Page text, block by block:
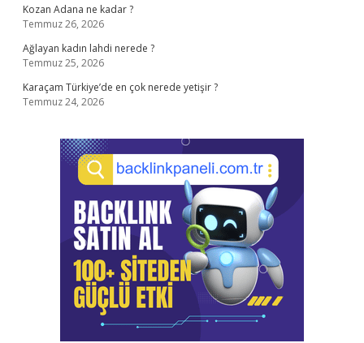
Kozan Adana ne kadar ?
Temmuz 26, 2026
Ağlayan kadın lahdi nerede ?
Temmuz 25, 2026
Karaçam Türkiye’de en çok nerede yetişir ?
Temmuz 24, 2026